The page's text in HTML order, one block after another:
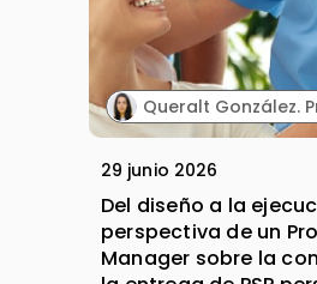
29 junio 2026
Del diseño a la
perspectiva de un
Manager sobre la